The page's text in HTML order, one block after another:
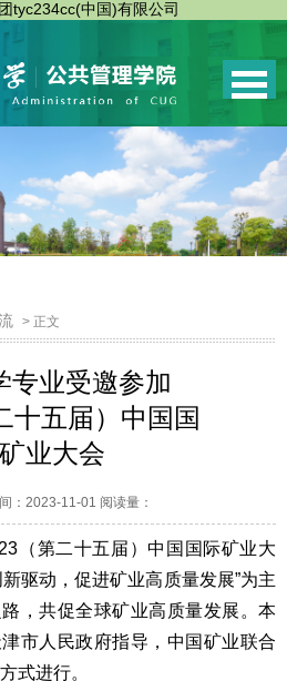
tyc234cc(中国)有限公司
> 正文
专业受邀参加
十五届）中国国
业大会
：2023-11-01 阅读量：
（第二十五届）中国国际矿业大
驱动，促进矿业高质量发展”为主
，共促全球矿业高质量发展。本
市人民政府指导，中国矿业联合
式进行。